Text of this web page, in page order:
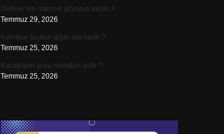
Türkiye’nin internet altyapısı kimin ?
Temmuz 29, 2026
Kehribar taşının diğer adı nedir ?
Temmuz 25, 2026
Kazakların soyu nereden gelir ?
Temmuz 25, 2026